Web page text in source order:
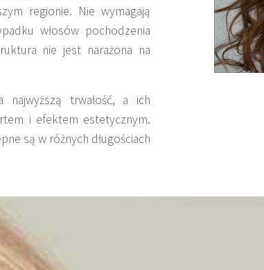
regionie. Nie wymagają
włosów pochodzenia
nie jest narażona na
trwałość, a ich
i efektem estetycznym.
są w różnych długościach